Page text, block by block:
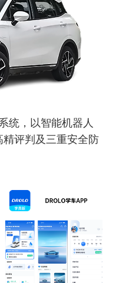
统，以智能机器人
评判及三重安全防